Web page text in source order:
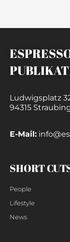
Ludwigsplatz
94315
E-Mail:
SHORT
People
Lifestyle
News